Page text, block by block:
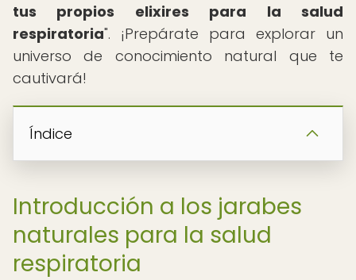
tus propios elixires para la salud
respiratoria". ¡Prepárate para explorar un
universo de conocimiento natural que te
cautivará!
Índice
Introducción a los jarabes
naturales para la salud
respiratoria